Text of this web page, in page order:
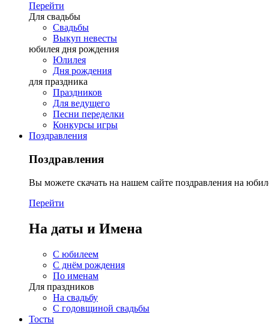
Перейти
Для свадьбы
Свадьбы
Выкуп невесты
юбилея дня рождения
Юлилея
Дня рождения
для праздника
Праздников
Для ведущего
Песни переделки
Конкурсы игры
Поздравления
Поздравления
Вы можете скачать на нашем сайте поздравления на
Перейти
На даты и Имена
С юбилеем
С днём рождения
По именам
Для праздников
На свадьбу
С годовщиной свадьбы
Тосты